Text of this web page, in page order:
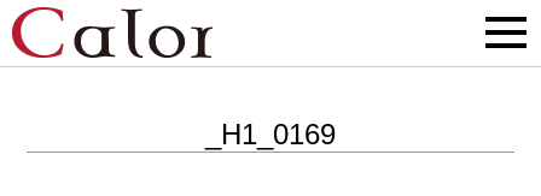
_H1_0169